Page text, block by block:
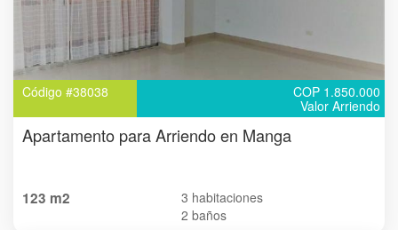
Código #38038
COP 1.850.000
Valor Arriendo
Apartamento para Arriendo en Manga
123 m2
3 habitaciones
2 baños